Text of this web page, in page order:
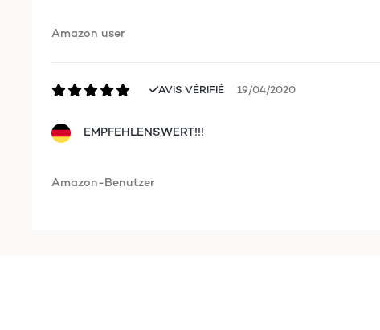
Amazon user
AVIS VÉRIFIÉ 19/04/2020
EMPFEHLENSWERT!!!
Amazon-Benutzer